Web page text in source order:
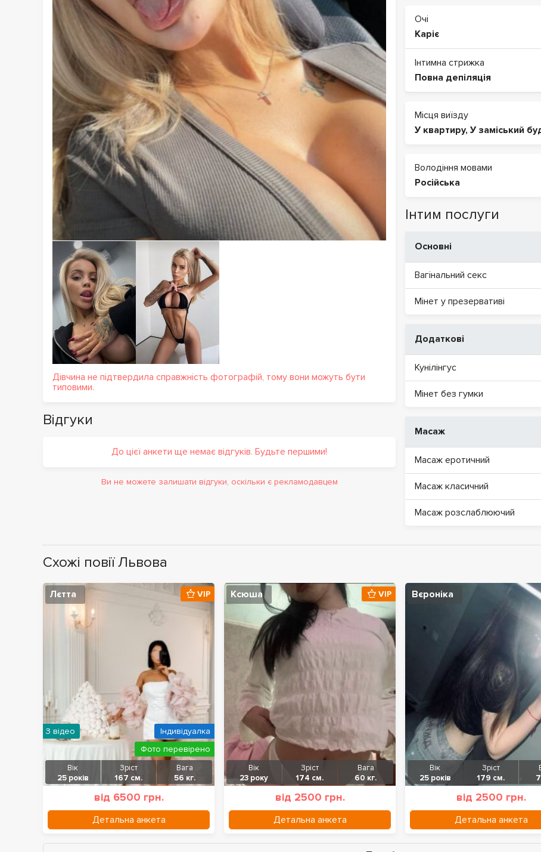
Дівчина не підтвердила справжність фотографій, тому вони можуть бути
типовими.
Очі
Каріє
Інтимна стрижка
Повна депіляція
Місця виїзду
У квартиру, У заміський
Володіння мовами
Російська
Інтим послуги
Основні
Вагінальний секс
Мінет у презервативі
Додаткові
Кунілінгус
Мінет без гумки
Масаж
Масаж еротичний
Масаж класичний
Масаж розслаблюючий
Відгуки
До цієї анкети ще немає відгуків. Будьте першими!
Ви не можете залишати відгуки, оскільки є рекламодавцем
Схожі повії Львова
Лєтта
Вік
25 років
Зріст
167 см.
Вага
56 кг.
від 6500 грн.
Детальна анкета
VIP
З відео
Фото перевірено
Індивідуалка
Ксюша
Вік
23 року
Зріст
174 см.
Вага
60 кг.
від 2500 грн.
Детальна анкета
VIP Вєроніка
Вік
25 років
Зріст
179 см.
від 2500 грн.
Детальна анкета